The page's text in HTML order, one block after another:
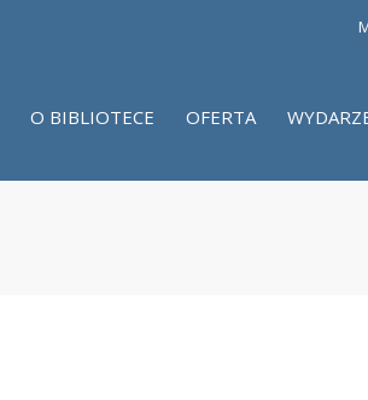
O BIBLIOTECE OFERTA